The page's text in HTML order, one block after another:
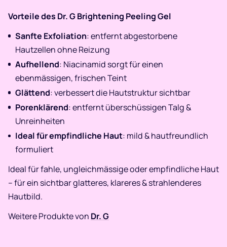
Vorteile des Dr. G Brightening Peeling Gel
Sanfte Exfoliation: entfernt abgestorbene
Hautzellen ohne Reizung
Aufhellend: Niacinamid sorgt für einen
ebenmässigen, frischen Teint
Glättend: verbessert die Hautstruktur sichtbar
Porenklärend: entfernt überschüssigen Talg &
Unreinheiten
Ideal für empfindliche Haut: mild & hautfreundlich
formuliert
Ideal für fahle, ungleichmässige oder empfindliche Haut
– für ein sichtbar glatteres, klareres & strahlenderes
Hautbild.
Weitere Produkte von Dr. G